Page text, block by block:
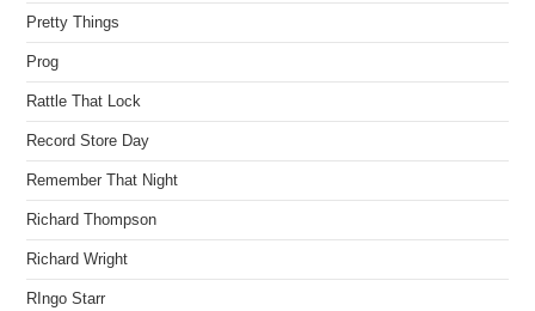
Pretty Things
Prog
Rattle That Lock
Record Store Day
Remember That Night
Richard Thompson
Richard Wright
RIngo Starr